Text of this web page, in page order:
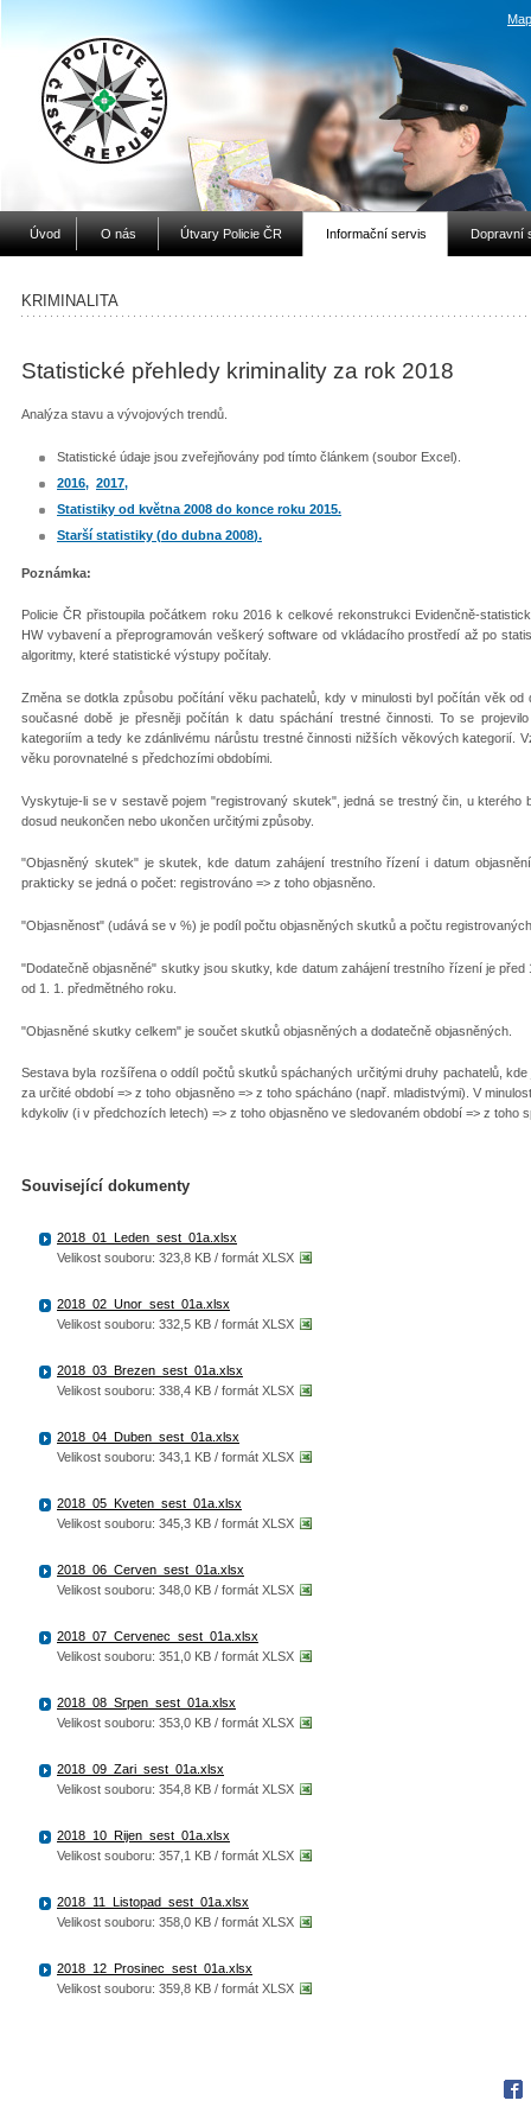
Úvod O nás Útvary Policie ČR Informační servis Dopravní
KRIMINALITA
Statistické přehledy kriminality za rok 2018
Analýza stavu a vývojových trendů.
Statistické údaje jsou zveřejňovány pod tímto článkem (soubor Excel).
2016, 2017,
Statistiky od května 2008 do konce roku 2015.
Starší statistiky (do dubna 2008).
Poznámka:
Policie ČR přistoupila počátkem roku 2016 k celkové rekonstrukci Evidenčně-
HW vybavení a přeprogramován veškerý software od vkládacího prostředí až po
algoritmy, které statistické výstupy počítaly.
Změna se dotkla způsobu počítání věku pachatelů, kdy v minulosti byl počítán věk
současné době je přesněji počítán k datu spáchání trestné činnosti. To se
kategoriím a tedy ke zdánlivému nárůstu trestné činnosti nižších věkových kategorií.
věku porovnatelné s předchozími obdobími.
Vyskytuje-li se v sestavě pojem "registrovaný skutek", jedná se trestný čin, u kterého
dosud neukončen nebo ukončen určitými způsoby.
"Objasněný skutek" je skutek, kde datum zahájení trestního řízení i datum
prakticky se jedná o počet: registrováno => z toho objasněno.
"Objasněnost" (udává se v %) je podíl počtu objasněných skutků a počtu
"Dodatečně objasněné" skutky jsou skutky, kde datum zahájení trestního řízení je
od 1. 1. předmětného roku.
"Objasněné skutky celkem" je součet skutků objasněných a dodatečně objasněných.
Sestava byla rozšířena o oddíl počtů skutků spáchaných určitými druhy pachatelů,
za určité období => z toho objasněno => z toho spácháno (např. mladistvými). V
kdykoliv (i v předchozích letech) => z toho objasněno ve sledovaném období => z toho
Související dokumenty
2018_01_Leden_sest_01a.xlsx
Velikost souboru: 323,8 KB / formát XLSX
2018_02_Unor_sest_01a.xlsx
Velikost souboru: 332,5 KB / formát XLSX
2018_03_Brezen_sest_01a.xlsx
Velikost souboru: 338,4 KB / formát XLSX
2018_04_Duben_sest_01a.xlsx
Velikost souboru: 343,1 KB / formát XLSX
2018_05_Kveten_sest_01a.xlsx
Velikost souboru: 345,3 KB / formát XLSX
2018_06_Cerven_sest_01a.xlsx
Velikost souboru: 348,0 KB / formát XLSX
2018_07_Cervenec_sest_01a.xlsx
Velikost souboru: 351,0 KB / formát XLSX
2018_08_Srpen_sest_01a.xlsx
Velikost souboru: 353,0 KB / formát XLSX
2018_09_Zari_sest_01a.xlsx
Velikost souboru: 354,8 KB / formát XLSX
2018_10_Rijen_sest_01a.xlsx
Velikost souboru: 357,1 KB / formát XLSX
2018_11_Listopad_sest_01a.xlsx
Velikost souboru: 358,0 KB / formát XLSX
2018_12_Prosinec_sest_01a.xlsx
Velikost souboru: 359,8 KB / formát XLSX